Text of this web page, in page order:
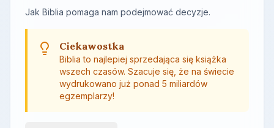
Jak Biblia pomaga nam podejmować decyzje.
Ciekawostka
Biblia to najlepiej sprzedająca się książka
wszech czasów. Szacuje się, że na świecie
wydrukowano już ponad 5 miliardów
egzemplarzy!